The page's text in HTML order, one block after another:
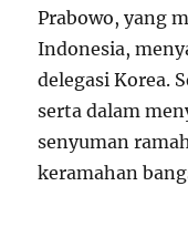
Prabowo, yang
Indonesia,
delegasi Korea.
serta dalam
senyuman
keramahan